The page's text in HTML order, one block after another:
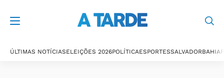
ÚLTIMAS NOTÍCIASELEIÇÕES 2026POLÍTICAESPORTESSALVADORBAHIA